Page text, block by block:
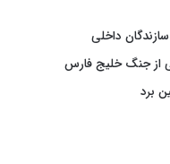
داخلی
از جنگ خلیج فارس
برد